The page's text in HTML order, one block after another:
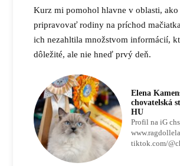
Kurz mi pomohol hlavne v oblasti, ako
pripravovať rodiny na príchod
ich nezahltila množstvom informácií,
dôležité, ale nie hneď prvý deň.
Elena
chovatelská
HU
Profil na iG
tiktok.com/